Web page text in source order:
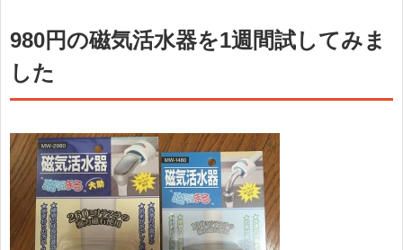
980円の磁気活水器を1週間試してみま
した